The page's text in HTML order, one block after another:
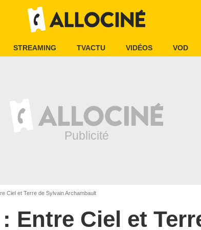
STREAMING TVACTU VIDÉOS VOD
Ciel et Terre de Sylvain Archambault
Entre Ciel et